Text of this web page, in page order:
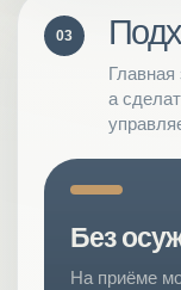
03
а
Без
На приёме